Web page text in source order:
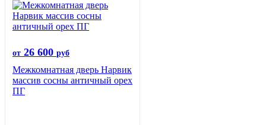
от 26 600 руб
Межкомнатная дверь Нарвик
массив сосны античный орех
ПГ